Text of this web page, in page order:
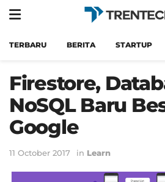
TERBARU BERITA STARTUP
Firestore,
NoSQL Baru
Google
11 October 2017 in Learn